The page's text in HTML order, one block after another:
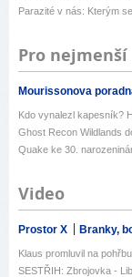
Parazité v nás: Kterým
Pro nejmenší
Mourissonova
Kdo vynalezl kapesník?
Ghost Recon Wildlands
Quake ke 30.
Video
Prostor X Branky,
Klaus promluvil na
SESTŘIH: Zbrojovka -